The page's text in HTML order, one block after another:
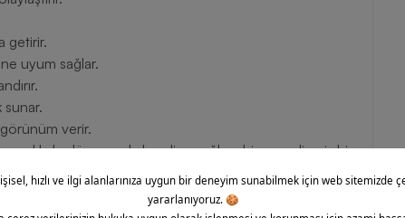
getirir.
uyum sağlar.
sunar.
görünüm verir.
dünyasında kendine sağlam bir yer edinmiş bir
günün her saatinde şıklığı ve rahatlığı bir arada sunar.
Nike Air teknolojisi ve kolay giyip çıkarma